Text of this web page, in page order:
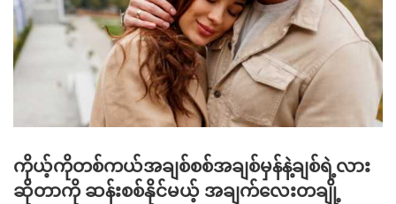
ကိုယ့်ကိုတစ်ကယ်အချစ်စစ်အချစ်မှန်နဲ့ချစ်ရဲ့လား
ဆိုတာကို ဆန်းစစ်နိုင်မယ့် အချက်လေးတချို့